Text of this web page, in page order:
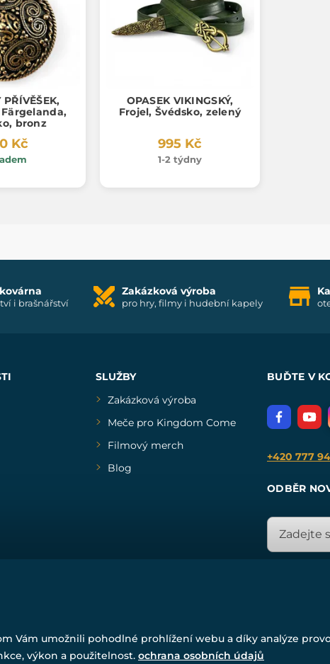
PŘÍVĚŠEK,
Färgelanda,
bronz
Kč
OPASEK VIKINGSKÝ,
Frojel, Švédsko, zelený
995 Kč
1-2 týdny
i brašnářství
Zakázková výroba
pro hry, filmy i hudební kapely
SLUŽBY
Zakázková výroba
Meče pro Kingdom Come
Filmový merch
Blog
BUĎTE V
+420 777
ODBĚR
Powered bySimplia.cz, protected by reCAPTCHA.
Vám umožnili pohodlné prohlížení webu a díky analýze
výkon a použitelnost. ochrana osobních údajů